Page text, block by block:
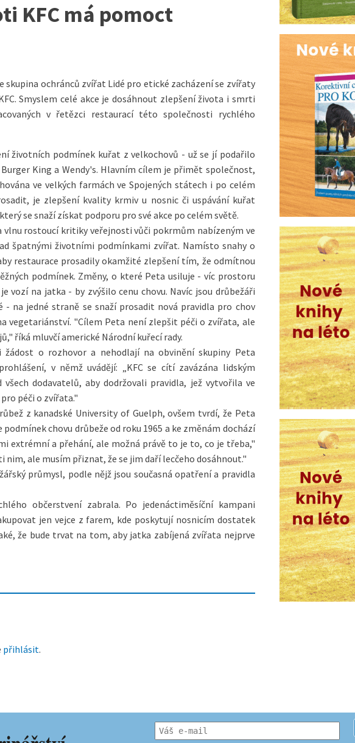
KFC má pomoct
skupina ochránců zvířat Lidé pro etické zacházení se zvířaty
Smyslem celé akce je dosáhnout zlepšení života i smrti
v řetězci restaurací této společnosti rychlého
životních podmínek kuřat z velkochovů - už se jí podařilo
King a Wendy's. Hlavním cílem je přimět společnost,
ve velkých farmách ve Spojených státech i po celém
je zlepšení kvality krmiv u nosnic či uspávání kuřat
se snaží získat podporu pro své akce po celém světě.
vlnu rostoucí kritiky veřejnosti vůči pokrmům nabízeným ve
špatnými životními podmínkami zvířat. Namísto snahy o
restaurace prosadily okamžité zlepšení tím, že odmítnou
podmínek. Změny, o které Peta usiluje - víc prostoru
vozí na jatka - by zvýšilo cenu chovu. Navíc jsou drůbežáři
- na jedné straně se snaží prosadit nová pravidla pro chov
vegetariánství. "Cílem Peta není zlepšit péči o zvířata, ale
říká mluvčí americké Národní kuřecí rady.
o rozhovor a nehodlají na obvinění skupiny Peta
v němž uvádějí: „KFC se cítí zavázána lidským
dodavatelů, aby dodržovali pravidla, jež vytvořila ve
péči o zvířata."
z kanadské University of Guelph, ovšem tvrdí, že Peta
chovu drůbeže od roku 1965 a ke změnám dochází
extrémní a přehání, ale možná právě to je to, co je třeba,"
nim, ale musím přiznat, že se jim daří lecčeho dosáhnout."
průmysl, podle nějž jsou současná opatření a pravidla
občerstvení zabrala. Po jedenáctiměsíční kampani
jen vejce z farem, kde poskytují nosnicím dostatek
že bude trvat na tom, aby jatka zabíjená zvířata nejprve
přihlásit.